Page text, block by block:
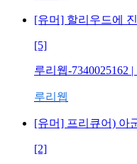
[유머] 할리우드에
[5]
루리웹-7340025162 |
루리웹
[유머] 프리큐어) 아
[2]